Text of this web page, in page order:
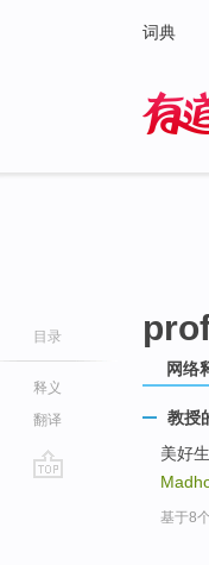
词典
目录
释义
翻译
网络
教授
美好
基于8